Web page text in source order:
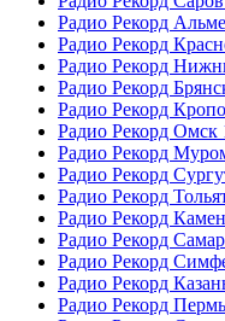
Радио Рекорд
Радио Рекорд
Радио Рекорд
Радио Рекорд
Радио Рекорд
Радио Рекорд Омск
Радио Рекорд
Радио Рекорд
Радио Рекорд
Радио Рекорд
Радио Рекорд
Радио Рекорд
Радио Рекорд
Радио Рекорд